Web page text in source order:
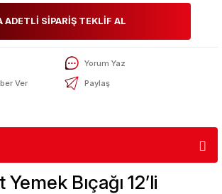
ADETLİ SİPARİŞ TEKLİF AL
Yorum Yaz
Ver
Paylaş
Yemek Bıçağı 12’li